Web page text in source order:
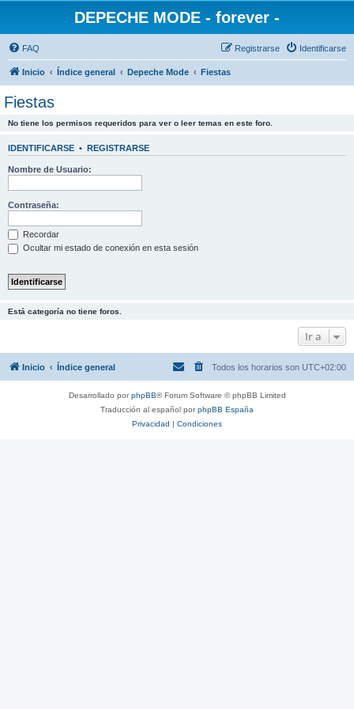
DEPECHE MODE - forever -
FAQ Identificarse
Registrarse
Inicio Índice general Depeche Mode Fiestas
Fiestas
No tiene los permisos requeridos para ver o leer temas en este foro.
IDENTIFICARSE • REGISTRARSE
Nombre de Usuario:
Contraseña:
Recordar
Ocultar mi estado de conexión en esta sesión
Está categoría no tiene foros.
Ir a
Inicio Índice general Todos los horarios son UTC+02:00
Desarrollado porphpBB® Forum Software © phpBB Limited
Traducción al español porphpBB España
Privacidad | Condiciones